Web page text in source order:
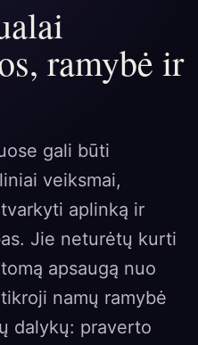
ramybė ir
gali būti
veiksmai,
aplinką ir
Jie neturėtų kurti
apsaugą nuo
namų ramybė
dalykų: praverto